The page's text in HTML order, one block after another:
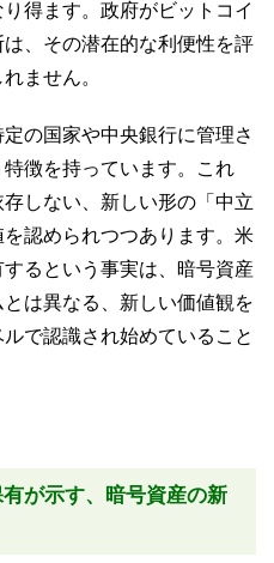
得ます。政府がビットコイ
、その潜在的な利便性を評
ません。
の国家や中央銀行に管理さ
徴を持っています。これ
しない、新しい形の「中立
認められつつあります。米
るという事実は、暗号資産
は異なる、新しい価値観を
で認識され始めていること
が示す、暗号資産の新